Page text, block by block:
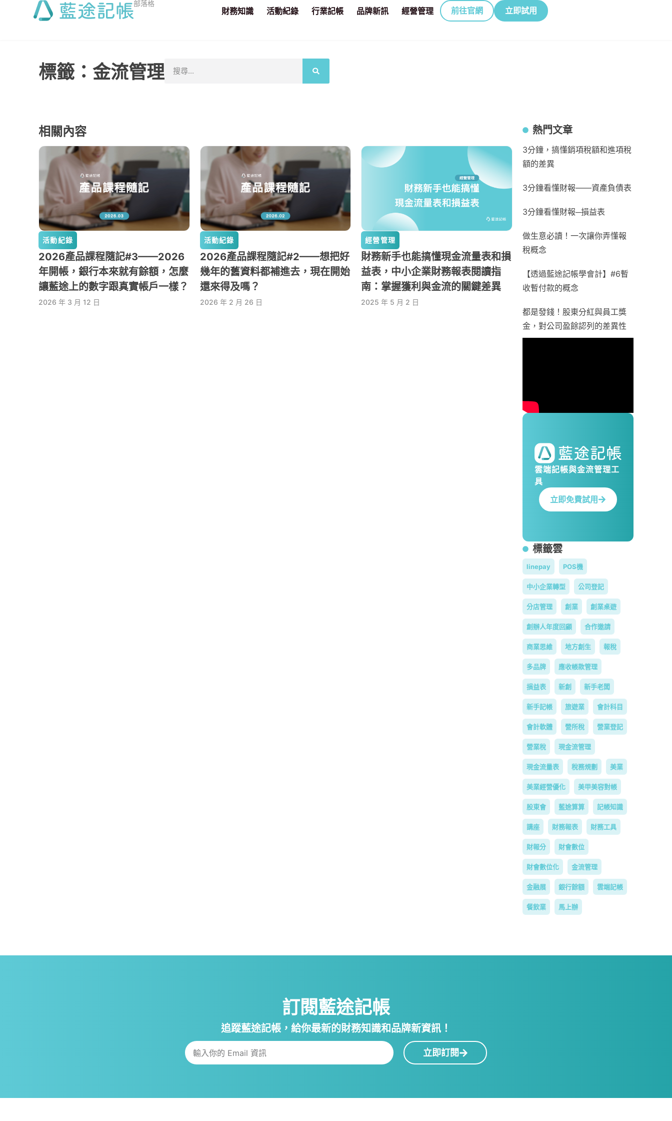
部落格
財務知識 活動紀錄 行業記帳 品牌新訊 經營管理 前往官網 立即試用
標籤：金流管理
相關內容
活動紀錄
2026產品課程隨記#3——2026
年開帳，銀行本來就有餘額，怎麼
讓藍途上的數字跟真實帳戶一樣？
2026 年 3 月 12 日
活動紀錄
2026產品課程隨記#2——想把好
幾年的舊資料都補進去，現在開始
還來得及嗎？
2026 年 2 月 26 日
經營管理
財務新手也能搞懂現金流量表和損
益表，中小企業財務報表閱讀指
南：掌握獲利與金流的關鍵差異
2025 年 5 月 2 日
熱門文章
3分鐘，搞懂銷項稅額和進項稅
額的差異
3分鐘看懂財報——資產負債表
3分鐘看懂財報─損益表
做生意必讀！一次讓你弄懂報
稅概念
【透過藍途記帳學會計】#6暫
收暫付款的概念
都是發錢！股東分紅與員工獎
金，對公司盈餘認列的差異性
雲端記帳與金流管理工
具
立即免費試用
標籤雲
linepay POS機
中小企業轉型 公司登記
分店管理 創業 創業桌遊
創辦人年度回顧 合作邀請
商業思維 地方創生 報稅
多品牌 應收帳款管理
損益表 新創 新手老闆
新手記帳 旅遊業 會計科目
會計軟體 營所稅 營業登記
營業稅 現金流管理
現金流量表 稅務規劃 美業
美業經營優化 美甲美容對帳
股東會 藍途算算 記帳知識
講座 財務報表 財務工具
財報分 財會數位
財會數位化 金流管理
金融展 銀行餘額 雲端記帳
餐飲業 馬上辦
訂閱藍途記帳
追蹤藍途記帳，給你最新的財務知識和品牌新資訊！
立即訂閱